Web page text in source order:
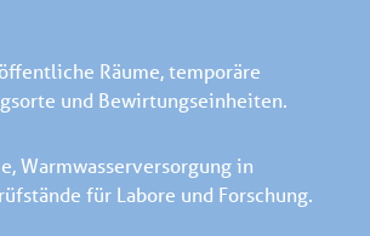
Räume, temporäre
und Bewirtungseinheiten.
Warmwasserversorgung in
für Labore und Forschung.